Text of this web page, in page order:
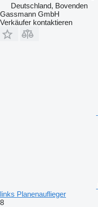
Deutschland, Bovenden
Gassmann GmbH
Verkäufer kontaktieren
links Planenauflieger
8